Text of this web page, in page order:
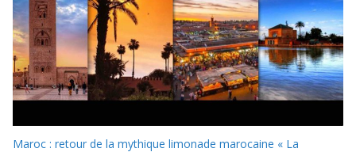
Maroc : retour de la mythique limonade marocaine « La